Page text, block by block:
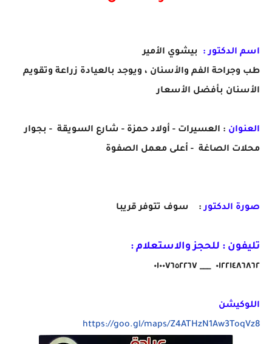
اسم الدكتور :
بيشوي الأمير
طب وجراحة الفم والأسنان ، ويوجد بالعيادة زراعة وتقويم
الأسنان بأفضل الأسعار
العنوان : العسيرات - أولاد حمزة - شارع السويقة - بجوار
محلات الصاغة - أعلى معمل الصفوة
صورة الدكتور: سوف تتوفر قريبا
تليفون : للحجز والاستعلام :
٠١٢٢١٤٨٦٨٦٢ ___ ٠١٠٠٧٦٥٢٢٦٧
اللوكيشن
https://goo.gl/maps/Z4ATHzN1Aw3ToqVz8